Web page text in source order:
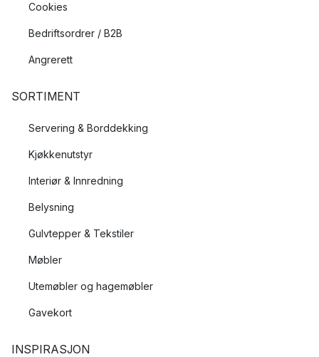
Cookies
Bedriftsordrer / B2B
Angrerett
SORTIMENT
Servering & Borddekking
Kjøkkenutstyr
Interiør & Innredning
Belysning
Gulvtepper & Tekstiler
Møbler
Utemøbler og hagemøbler
Gavekort
INSPIRASJON